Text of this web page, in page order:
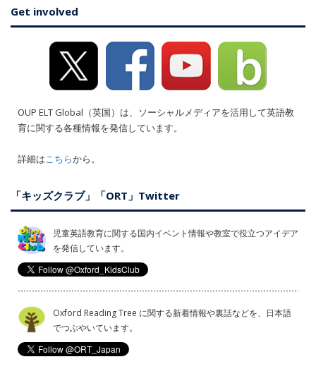
Get involved
OUP ELT Global（英国）は、ソーシャルメディアを活用して英語教
育に関する各種情報を発信しています。
詳細はこちらから。
「キッズクラブ」「ORT」Twitter
児童英語教育に関する国内イベント情報や教室で役立つアイデア
を発信しています。
Oxford Reading Tree に関する新着情報や裏話などを、日本語
でつぶやいています。